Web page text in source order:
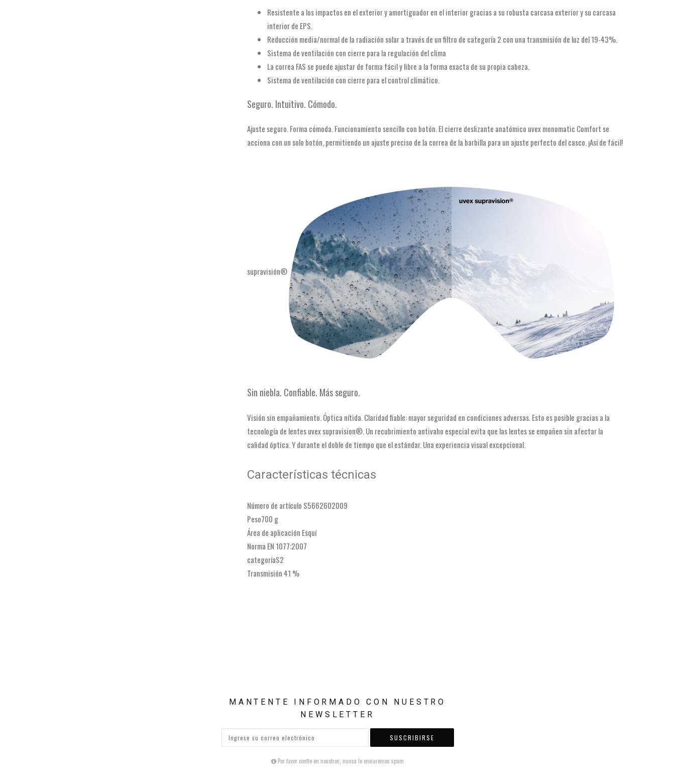
Resistente a los impactos en el exterior y amortiguador en el interior gracias a su robusta carcasa exterior y su carcasa
interior de EPS.
Reducción media/normal de la radiación solar a través de un filtro de categoría 2 con una transmisión de luz del 19-43%.
Sistema de ventilación con cierre para la regulación del clima
La correa FAS se puede ajustar de forma fácil y libre a la forma exacta de su propia cabeza.
Sistema de ventilación con cierre para el control climático.
Seguro. Intuitivo. Cómodo.
Ajuste seguro. Forma cómoda. Funcionamiento sencillo con botón. El cierre deslizante anatómico uvex monomatic Comfort se
acciona con un solo botón, permitiendo un ajuste preciso de la correa de la barbilla para un ajuste perfecto del casco. ¡Así de fácil!
supravisión®
Sin niebla. Confiable. Más seguro.
Visión sin empañamiento. Óptica nítida. Claridad fiable: mayor seguridad en condiciones adversas. Esto es posible gracias a la
tecnología de lentes uvex supravision®. Un recubrimiento antivaho especial evita que las lentes se empañen sin afectar la
calidad óptica. Y durante el doble de tiempo que el estándar. Una experiencia visual excepcional.
Características técnicas
Número de artículo S5662602009
Peso700 g
Área de aplicación Esquí
Norma EN 1077:2007
categoríaS2
Transmisión 41 %
MANTENTE INFORMADO CON NUESTRO
NEWSLETTER
SUSCRIBIRSE
Por favor confie en nosotros, nunca le enviaremos spam